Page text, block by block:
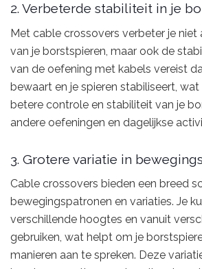
2. Verbeterde stabiliteit in je
Met cable crossovers verbeter je niet
van je borstspieren, maar ook de
van de oefening met kabels vereist
bewaart en je spieren stabiliseert,
betere controle en stabiliteit van je
andere oefeningen en dagelijkse
3. Grotere variatie in
Cable crossovers bieden een breed
bewegingspatronen en variaties. Je
verschillende hoogtes en vanuit
gebruiken, wat helpt om je
manieren aan te spreken. Deze